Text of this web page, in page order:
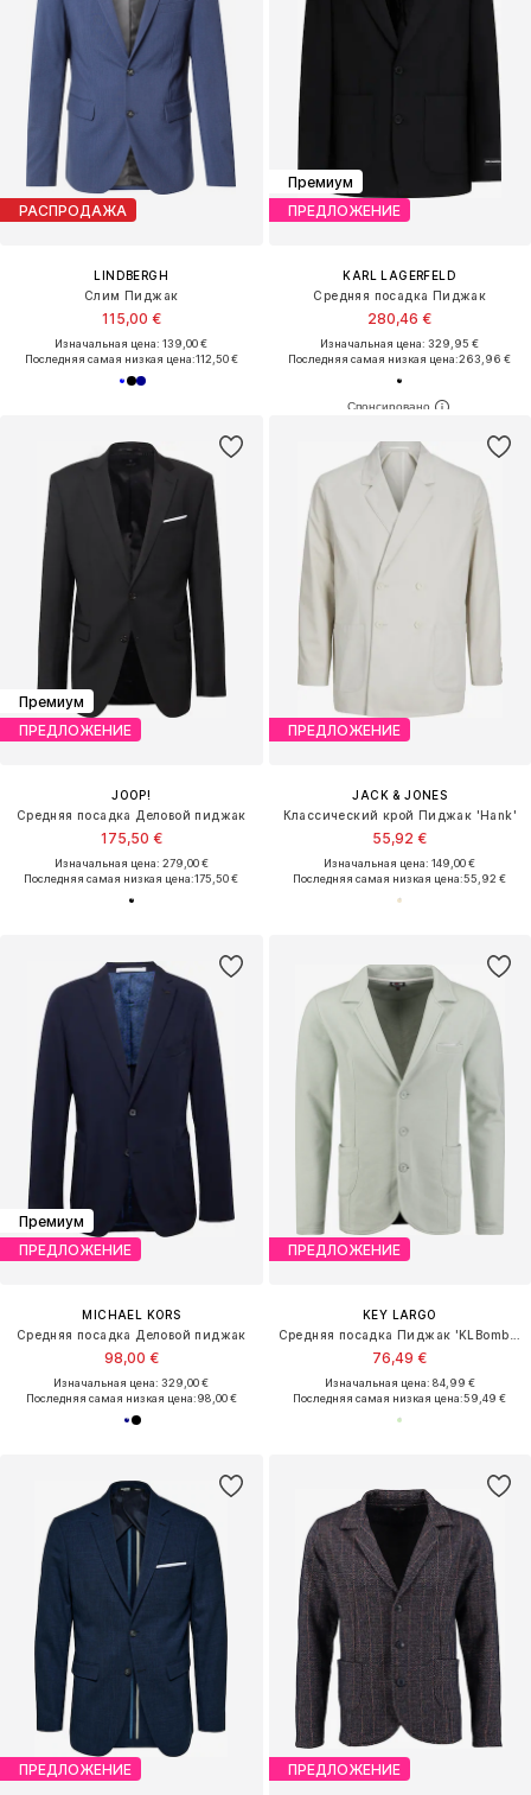
РАСПРОДАЖА
LINDBERGH
Слим Пиджак
115,00 €
Изначальная цена: 139,00 €
Последняя самая низкая цена:112,50 €
Премиум
ПРЕДЛОЖЕНИЕ
KARL LAGERFELD
Средняя посадка Пиджак
280,46 €
Изначальная цена: 329,95 €
Последняя самая низкая цена:263,96 €
Премиум
ПРЕДЛОЖЕНИЕ
JOOP!
Средняя посадка Деловой пиджак
175,50 €
Изначальная цена: 279,00 €
Последняя самая низкая цена:175,50 €
ПРЕДЛОЖЕНИЕ
JACK & JONES
Классический крой Пиджак 'Hank'
55,92 €
Изначальная цена: 149,00 €
Последняя самая низкая цена:55,92 €
Премиум
ПРЕДЛОЖЕНИЕ
MICHAEL KORS
Средняя посадка Деловой пиджак
98,00 €
Изначальная цена: 329,00 €
Последняя самая низкая цена:98,00 €
ПРЕДЛОЖЕНИЕ
KEY LARGO
76,49 €
Изначальная цена: 84,99 €
Последняя самая низкая цена:59,49 €
ПРЕДЛОЖЕНИЕ ПРЕДЛОЖЕНИЕ